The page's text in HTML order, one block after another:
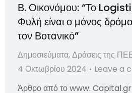
Β. Οικονόμου: “Το
Φυλή είναι ο μόνος
τον Βοτανικό”
Δημοσιεύματα,Δράσεις της
4 Οκτωβρίου 2024
Leave a
Άρθρο από το www. Capital.gr